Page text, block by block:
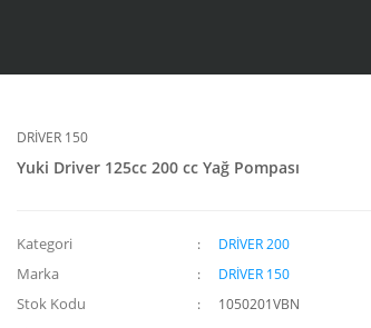
DRİVER 150
Yuki Driver 125cc 200 cc Yağ Pompası
Kategori DRİVER 200
Marka DRİVER 150
Stok Kodu 1050201VBN